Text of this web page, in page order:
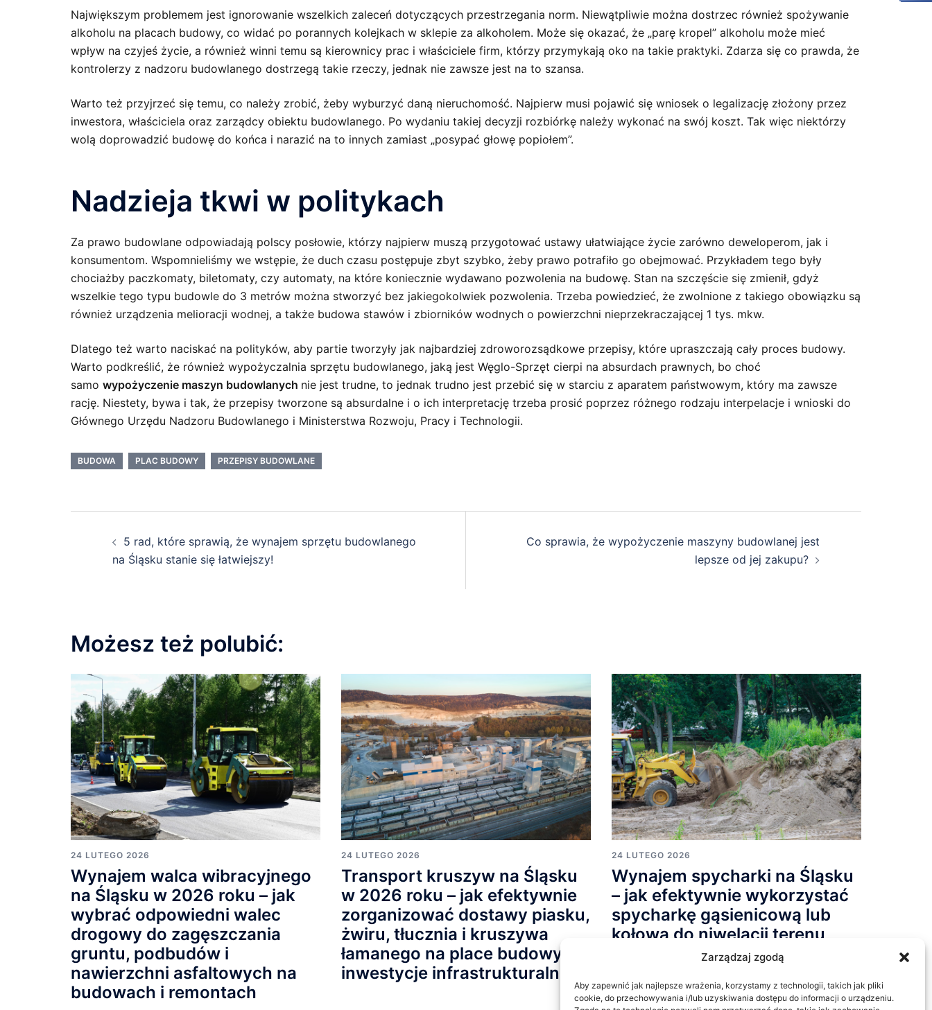
Zarządzaj zgodą
Aby zapewnić jak najlepsze wrażenia, korzystamy z technologii, takich jak pliki
cookie, do przechowywania i/lub uzyskiwania dostępu do informacji o urządzeniu.
Największym problemem jest ignorowanie wszelkich zaleceń dotyczących przestrzegania norm. Niewątpliwie można dostrzec również spożywanie
alkoholu na placach budowy, co widać po porannych kolejkach w sklepie za alkoholem. Może się okazać, że „parę kropel” alkoholu może mieć
wpływ na czyjeś życie, a również winni temu są kierownicy prac i właściciele firm, którzy przymykają oko na takie praktyki. Zdarza się co prawda, że
kontrolerzy z nadzoru budowlanego dostrzegą takie rzeczy, jednak nie zawsze jest na to szansa.
Warto też przyjrzeć się temu, co należy zrobić, żeby wyburzyć daną nieruchomość. Najpierw musi pojawić się wniosek o legalizację złożony przez
inwestora, właściciela oraz zarządcy obiektu budowlanego. Po wydaniu takiej decyzji rozbiórkę należy wykonać na swój koszt. Tak więc niektórzy
wolą doprowadzić budowę do końca i narazić na to innych zamiast „posypać głowę popiołem”.
Nadzieja tkwi w politykach
Za prawo budowlane odpowiadają polscy posłowie, którzy najpierw muszą przygotować ustawy ułatwiające życie zarówno deweloperom, jak i
konsumentom. Wspomnieliśmy we wstępie, że duch czasu postępuje zbyt szybko, żeby prawo potrafiło go obejmować. Przykładem tego były
chociażby paczkomaty, biletomaty, czy automaty, na które koniecznie wydawano pozwolenia na budowę. Stan na szczęście się zmienił, gdyż
wszelkie tego typu budowle do 3 metrów można stworzyć bez jakiegokolwiek pozwolenia. Trzeba powiedzieć, że zwolnione z takiego obowiązku są
również urządzenia melioracji wodnej, a także budowa stawów i zbiorników wodnych o powierzchni nieprzekraczającej 1 tys. mkw.
Dlatego też warto naciskać na polityków, aby partie tworzyły jak najbardziej zdroworozsądkowe przepisy, które upraszczają cały proces budowy.
Warto podkreślić, że również wypożyczalnia sprzętu budowlanego, jaką jest Węglo-Sprzęt cierpi na absurdach prawnych, bo choć
samo wypożyczenie maszyn budowlanych nie jest trudne, to jednak trudno jest przebić się w starciu z aparatem państwowym, który ma zawsze
rację. Niestety, bywa i tak, że przepisy tworzone są absurdalne i o ich interpretację trzeba prosić poprzez różnego rodzaju interpelacje i wnioski do
Głównego Urzędu Nadzoru Budowlanego i Ministerstwa Rozwoju, Pracy i Technologii.
BUDOWA PLAC BUDOWY PRZEPISY BUDOWLANE
Nawigacja
wpisu
5 rad, które sprawią, że wynajem sprzętu budowlanego
na Śląsku stanie się łatwiejszy!
Co sprawia, że wypożyczenie maszyny budowlanej jest
lepsze od jej zakupu?
Możesz też polubić:
24 LUTEGO 2026
Wynajem walca wibracyjnego
na Śląsku w 2026 roku – jak
wybrać odpowiedni walec
drogowy do zagęszczania
gruntu, podbudów i
nawierzchni asfaltowych na
budowach i remontach
24 LUTEGO 2026
Transport kruszyw na Śląsku
w 2026 roku – jak efektywnie
zorganizować dostawy piasku,
żwiru, tłucznia i kruszywa
łamanego na place budowy i
inwestycje infrastrukturalne
24 LUTEGO 2026
Wynajem spycharki na Śląsku
– jak efektywnie wykorzystać
spycharkę gąsienicową lub
kołową do niwelacji terenu,
prac ziemnych i
budowy w 2026 roku